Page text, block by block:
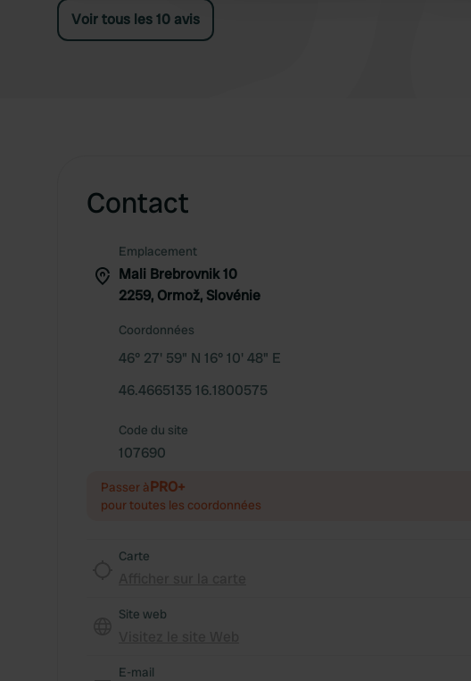
Voir tous les 10 avis
Contact
Emplacement
Mali Brebrovnik 10
2259, Ormož, Slovénie
Coordonnées
46° 27' 59" N 16° 10' 48" E
46.4665135 16.1800575
Code du site
107690
Passer àPRO+
pour toutes les coordonnées
Carte
Site web
E-mail